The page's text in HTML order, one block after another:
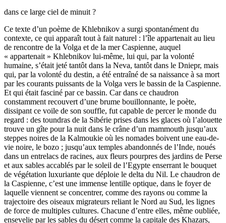
dans ce large ciel de minuit ?
Ce texte d’un poème de Khlebnikov a surgi spontanément du
contexte, ce qui apparaît tout à fait naturel : l’île appartenait au lieu
de rencontre de la Volga et de la mer Caspienne, auquel
« appartenait » Khlebnikov lui-même, lui qui, par la volonté
humaine, s’était jeté tantôt dans la Neva, tantôt dans le Dniepr, mais
qui, par la volonté du destin, a été entraîné de sa naissance à sa mort
par les courants puissants de la Volga vers le bassin de la Caspienne.
Et qui était fasciné par ce bassin. Car dans ce chaudron
constamment recouvert d’une brume bouillonnante, le poète,
dissipant ce voile de son souffle, fut capable de percer le monde du
regard : des toundras de la Sibérie prises dans les glaces où l’alouette
trouve un gîte pour la nuit dans le crâne d’un mam­mouth jusqu’aux
steppes noires de la Kalmoukie où les nomades boivent une eau-de-
vie noire, le bozo ; jusqu’aux temples abandonnés de l’Inde, noués
dans un entrelacs de racines, aux fleurs pourpres des jardins de Perse
et aux sables accablés par le soleil de l’Egypte enserrant le bouquet
de végétation luxuriante que déploie le delta du Nil. Le chaudron de
la Caspienne, c’est une immense lentille optique, dans le foyer de
laquelle viennent se concen­trer, comme des rayons ou comme la
trajectoire des oiseaux migrateurs reliant le Nord au Sud, les lignes
de force de multiples cultures. Chacune d’entre elles, même oubliée,
ensevelie par les sables du désert comme la ca­pitale des Khazars,